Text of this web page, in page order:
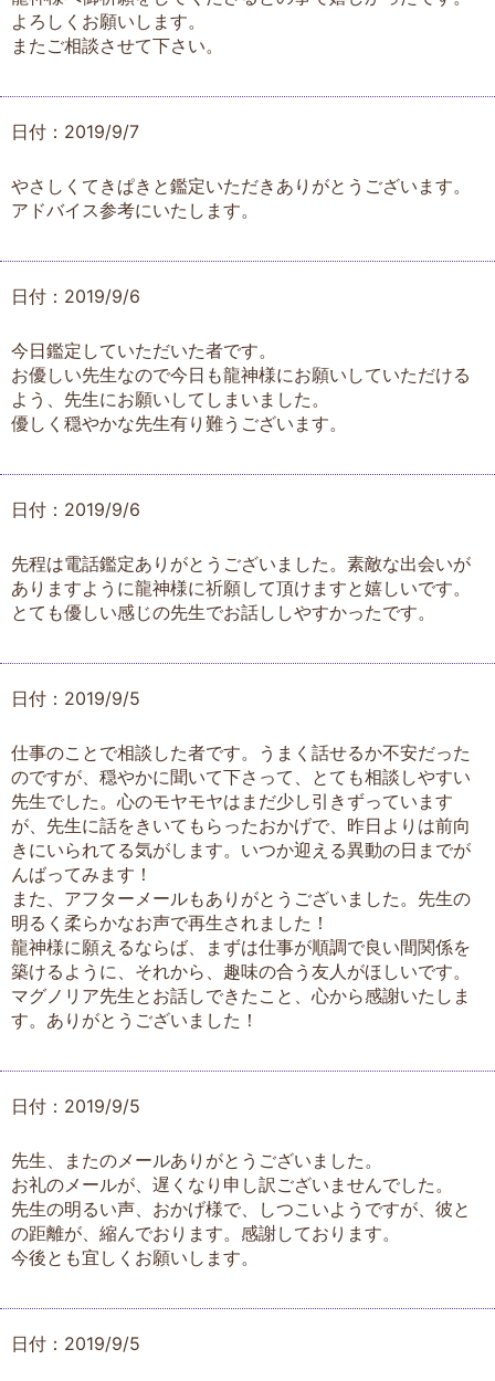
よろしくお願いします。
またご相談させて下さい。
日付：2019/9/7
やさしくてきぱきと鑑定いただきありがとうございます。
アドバイス参考にいたします。
日付：2019/9/6
今日鑑定していただいた者です。
お優しい先生なので今日も龍神様にお願いしていただける
よう、先生にお願いしてしまいました。
優しく穏やかな先生有り難うございます。
日付：2019/9/6
先程は電話鑑定ありがとうございました。素敵な出会いが
ありますように龍神様に祈願して頂けますと嬉しいです。
とても優しい感じの先生でお話ししやすかったです。
日付：2019/9/5
仕事のことで相談した者です。うまく話せるか不安だった
のですが、穏やかに聞いて下さって、とても相談しやすい
先生でした。心のモヤモヤはまだ少し引きずっています
が、先生に話をきいてもらったおかげで、昨日よりは前向
きにいられてる気がします。いつか迎える異動の日までが
んばってみます！
また、アフターメールもありがとうございました。先生の
明るく柔らかなお声で再生されました！
龍神様に願えるならば、まずは仕事が順調で良い間関係を
築けるように、それから、趣味の合う友人がほしいです。
マグノリア先生とお話しできたこと、心から感謝いたしま
す。ありがとうございました！
日付：2019/9/5
先生、またのメールありがとうございました。
お礼のメールが、遅くなり申し訳ございませんでした。
先生の明るい声、おかげ様で、しつこいようですが、彼と
の距離が、縮んでおります。感謝しております。
今後とも宜しくお願いします。
日付：2019/9/5